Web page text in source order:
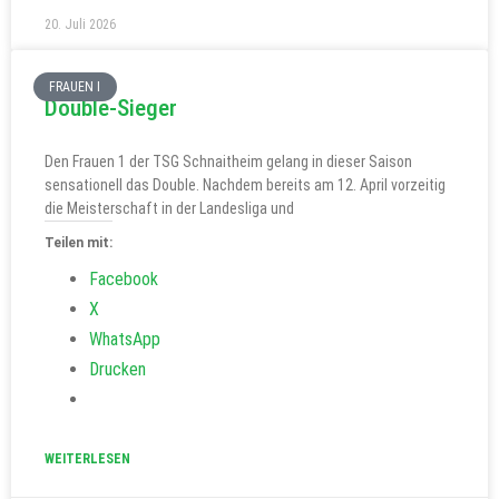
20. Juli 2026
FRAUEN I
Double-Sieger
Den Frauen 1 der TSG Schnaitheim gelang in dieser Saison
sensationell das Double. Nachdem bereits am 12. April vorzeitig
die Meisterschaft in der Landesliga und
Teilen mit:
Facebook
X
WhatsApp
Drucken
WEITERLESEN